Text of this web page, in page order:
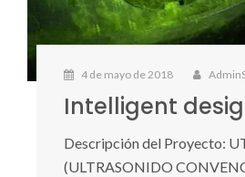
4 de mayo de 2018
Intelligent
Descripción del Proyecto:
(ULTRASONIDO